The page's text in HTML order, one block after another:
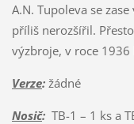
A.N. Tupoleva se
příliš nerozšířil.
výzbroje, v roce
Verze:žádné
Nosič:TB-1 – 1 ks a